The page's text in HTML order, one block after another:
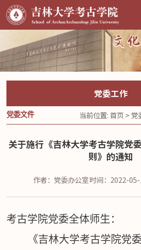
党委工作
党委文件 当前位置: 首页> 党
关于施行《吉林大学考古学院党
则》的通知
作者：党委办公室时间：2022-
考古学院党委全体师生：
《吉林大学考古学院党